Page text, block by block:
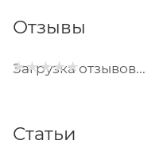
Отзывы
Загрузка отзывов...
Статьи